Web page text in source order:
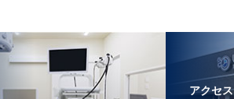
アクセス